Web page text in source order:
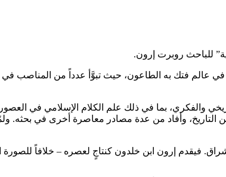
للباحث روبرت إرون.
عالم فتك به الطاعون، حيث تبوَّأ عدداً من المناصب في
والفكري، بما في ذلك علم الكلام الإسلامي في
التاريخ، وأفاد من عدة مصادر معاصرة أخرى في بحثه.
فيقدم إرون ابن خلدون كنتاجٍ لعصره – خلافاً